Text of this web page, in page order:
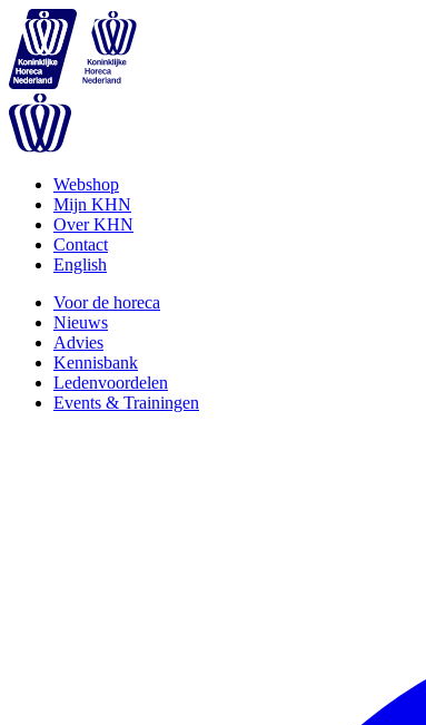
Webshop
Mijn KHN
Over KHN
Contact
English
Voor de horeca
Nieuws
Advies
Kennisbank
Ledenvoordelen
Events & Trainingen